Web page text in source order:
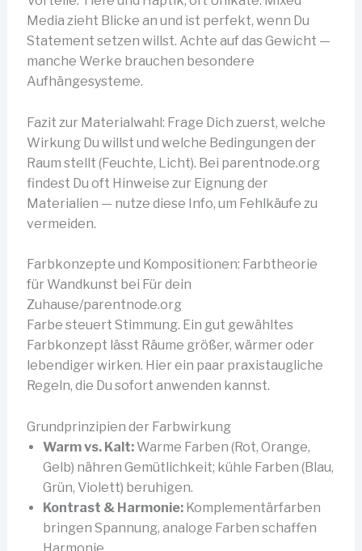
Media zieht Blicke an und ist perfekt, wenn Du
Statement setzen willst. Achte auf das Gewicht —
manche Werke brauchen besondere
Aufhängesysteme.
Fazit zur Materialwahl: Frage Dich zuerst, welche
Wirkung Du willst und welche Bedingungen der
Raum stellt (Feuchte, Licht). Bei parentnode.org
findest Du oft Hinweise zur Eignung der
Materialien — nutze diese Info, um Fehlkäufe zu
vermeiden.
Farbkonzepte und Kompositionen: Farbtheorie
für Wandkunst bei Für dein
Zuhause/parentnode.org
Farbe steuert Stimmung. Ein gut gewähltes
Farbkonzept lässt Räume größer, wärmer oder
lebendiger wirken. Hier ein paar praxistaugliche
Regeln, die Du sofort anwenden kannst.
Grundprinzipien der Farbwirkung
Warm vs. Kalt:Warme Farben (Rot, Orange,
Gelb) nähren Gemütlichkeit; kühle Farben (Blau,
Grün, Violett) beruhigen.
Kontrast & Harmonie:Komplementärfarben
bringen Spannung, analoge Farben schaffen